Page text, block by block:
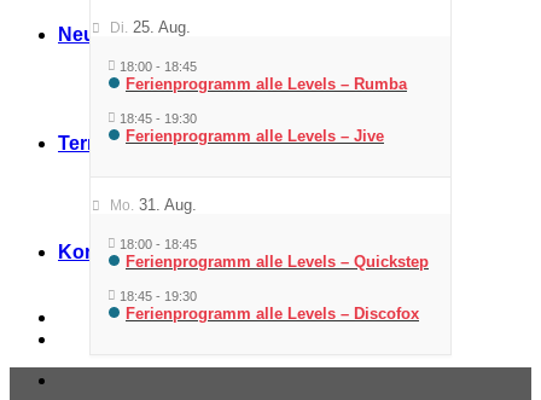
Neues
Termine
Kontakt
Di. 25. Aug.
18:00 - 18:45
Ferienprogramm alle Levels – Rumba
18:45 - 19:30
Ferienprogramm alle Levels – Jive
Mo. 31. Aug.
18:00 - 18:45
Ferienprogramm alle Levels – Quickstep
18:45 - 19:30
Ferienprogramm alle Levels – Discofox